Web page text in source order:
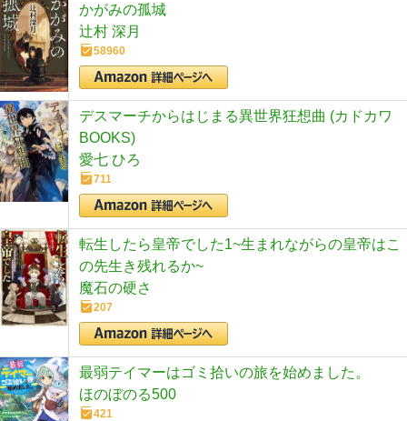
かがみの孤城
辻村 深月
58960
デスマーチからはじまる異世界狂想曲 (カドカワ
BOOKS)
愛七 ひろ
711
転生したら皇帝でした1~生まれながらの皇帝はこ
の先生き残れるか~
魔石の硬さ
207
最弱テイマーはゴミ拾いの旅を始めました。
ほのぼのる500
421